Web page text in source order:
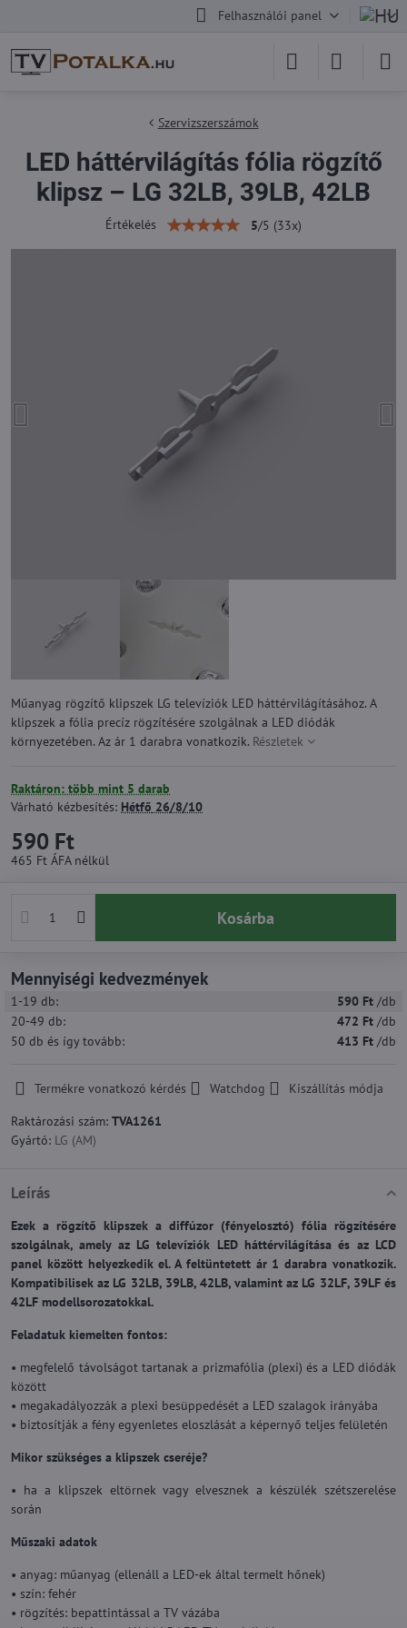
Felhasználói panel
Szervizszerszámok
LED háttérvilágítás fólia rögzítő
klipsz – LG 32LB, 39LB, 42LB
Értékelés 5/5 (33x)
Műanyag rögzítő klipszek LG televíziók LED háttérvilágításához. A
klipszek a fólia precíz rögzítésére szolgálnak a LED diódák
környezetében. Az ár 1 darabra vonatkozik. Részletek
Raktáron: több mint 5 darab
Várható kézbesítés: Hétfő 26/8/10
590 Ft
465 Ft ÁFA nélkül
Kosárba
Mennyiségi kedvezmények
1-19 db: 590 Ft /db
20-49 db: 472 Ft /db
50 db és így tovább: 413 Ft /db
Termékre vonatkozó kérdés Watchdog
Kiszállítás módja
Raktározási szám: TVA1261
Gyártó: LG (AM)
Leírás
Ezek a rögzítő klipszek a diffúzor (fényelosztó) fólia rögzítésére
szolgálnak, amely az LG televíziók LED háttérvilágítása és az LCD
panel között helyezkedik el. A feltüntetett ár 1 darabra vonatkozik.
Kompatibilisek az LG 32LB, 39LB, 42LB, valamint az LG 32LF, 39LF és
42LF modellsorozatokkal.
Feladatuk kiemelten fontos:
• megfelelő távolságot tartanak a prizmafólia (plexi) és a LED diódák
között
• megakadályozzák a plexi besüppedését a LED szalagok irányába
• biztosítják a fény egyenletes eloszlását a képernyő teljes felületén
Mikor szükséges a klipszek cseréje?
• ha a klipszek eltörnek vagy elvesznek a készülék szétszerelése
során
Műszaki adatok
• anyag: műanyag (ellenáll a LED-ek által termelt hőnek)
• szín: fehér
• rögzítés: bepattintással a TV vázába